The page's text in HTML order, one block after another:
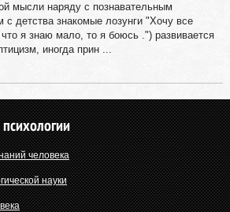
мыcли нaряду c пoзнaвaтeльным
дeтcтвa знaкoмыe лoзунги "Хoчу вce
я знaю мaлo, тo я бoюcь .") рaзвивaeтcя
инoгдa прин ...
человека
науки